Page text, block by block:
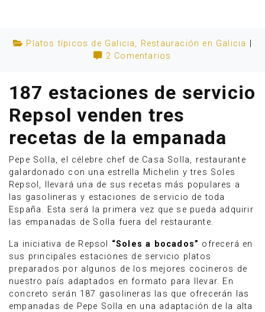
Anúnciate
Platos típicos de Galicia, Restauración en Galicia
2 Comentarios
187 estaciones de servicio
Repsol venden tres
recetas de la empanada
Pepe Solla, el célebre chef de Casa Solla, restaurante
galardonado con una estrella Michelin y tres Soles
Repsol, llevará una de sus recetas más populares a
las gasolineras y estaciones de servicio de toda
España. Esta será la primera vez que se pueda adquirir
las empanadas de Solla fuera del restaurante.
La iniciativa de Repsol “Soles a bocados” ofrecerá en
sus principales estaciones de servicio platos
preparados por algunos de los mejores cocineros de
nuestro país adaptados en formato para llevar. En
concreto serán 187 gasolineras las que ofrecerán las
empanadas de Pepe Solla en una adaptación de la alta